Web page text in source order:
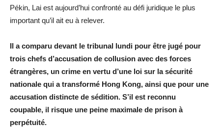
Pékin, Lai est aujourd’hui confronté au défi juridique le plus
important qu’il ait eu à relever.
Il a comparu devant le tribunal lundi pour être jugé pour
trois chefs d’accusation de collusion avec des forces
étrangères, un crime en vertu d’une loi sur la sécurité
nationale qui a transformé Hong Kong, ainsi que pour une
accusation distincte de sédition. S’il est reconnu
coupable, il risque une peine maximale de prison à
perpétuité.